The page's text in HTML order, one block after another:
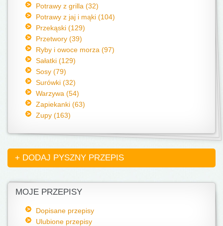
Potrawy z grilla (32)
Potrawy z jaj i mąki (104)
Przekąski (129)
Przetwory (39)
Ryby i owoce morza (97)
Sałatki (129)
Sosy (79)
Surówki (32)
Warzywa (54)
Zapiekanki (63)
Zupy (163)
+ DODAJ PYSZNY PRZEPIS
MOJE PRZEPISY
Dopisane przepisy
Ulubione przepisy